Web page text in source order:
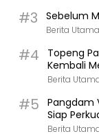
#3 Sebelum
Berita
#4
Topeng
Kembali
Berita
#5
Pangdam
Siap
Berita